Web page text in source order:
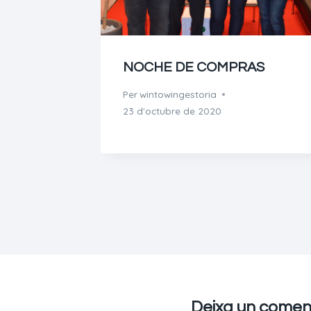
NOCHE DE COMPRAS
Perwintowingestoria
23 d'octubre de 2020
Deixa un